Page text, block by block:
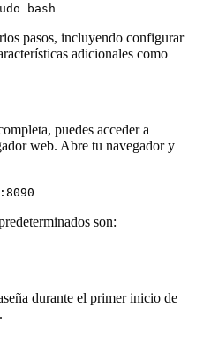
bash
pasos, incluyendo configurar
adicionales como
puedes acceder a
web. Abre tu navegador y
son:
durante el primer inicio de